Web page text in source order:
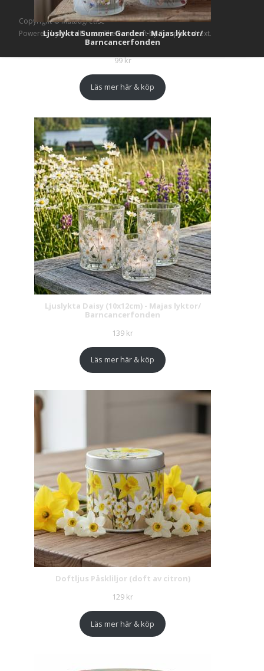
Ljuslykta Summer Garden - Majas lyktor/
Barncancerfonden
99kr
Läs mer här & köp
Ljuslykta Daisy (10x12cm) - Majas lyktor/
Barncancerfonden
139 kr
Läs mer här & köp
Doftljus Påskliljor (doft av citron)
129 kr
Läs mer här & köp
Copyright © Mattlagret.se
Powered by WordPress, Themei-craftby TemplatesNext.